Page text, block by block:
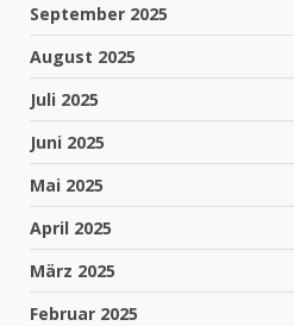
September 2025
August 2025
Juli 2025
Juni 2025
Mai 2025
April 2025
März 2025
Februar 2025